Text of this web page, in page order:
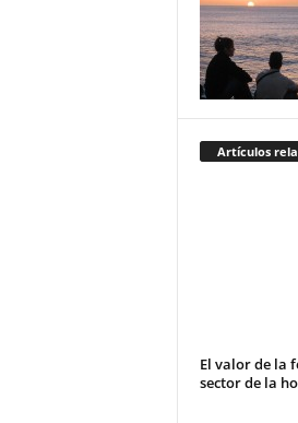
Artículos
El valor de la
sector de la